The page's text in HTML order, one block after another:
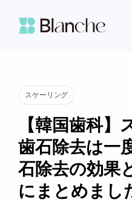
スケーリング
【韓国歯科】
歯石除去は一
石除去の効果
にまとめまし